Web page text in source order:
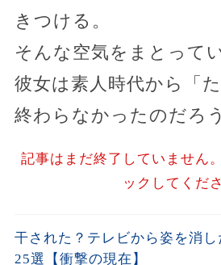
きつける。
そんな空気をまとって
彼女は素人時代から「
終わらなかったのだろう
記事はまだ終了していません
ックしてくだ
干された？テレビから姿を消し
25選【衝撃の現在】